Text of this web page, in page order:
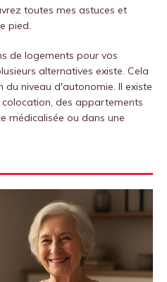
toutes mes astuces et
pied.
de logements pour vos
alternatives existe. Cela
niveau d'autonomie. Il existe
des appartements
médicalisée ou dans une